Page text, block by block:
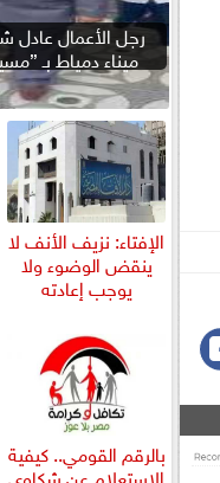
رجل الأعمال عادل
ميناء دمياط بـ
الإفتاء: نزيف الأنف لا
ينقض الوضوء ولا
يوجب إعادته
بالرقم القومي.. كيفية
الاستعلام عن شكاوى